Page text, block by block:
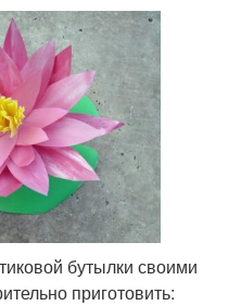
бутылки своими
приготовить: